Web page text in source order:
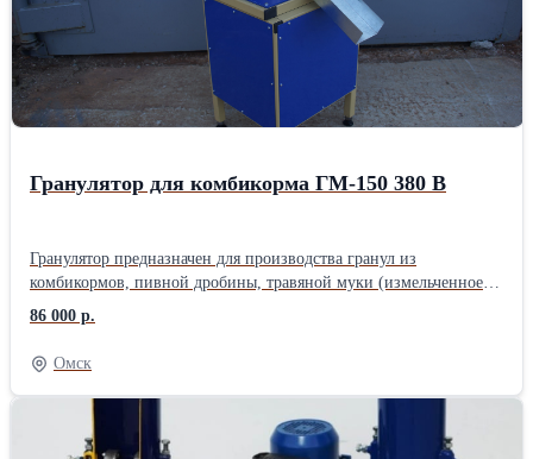
Способ упаковки: Гранулятор с завода выезжает в упаковочной
плёнке
Гранулятор для комбикорма ГМ-150 380 В
Гранулятор предназначен для производства гранул из
комбикормов, пивной дробины, травяной муки (измельченное
сено) Технические характеристики 1. Диаметр матрицы 145 мм
2. Диаметр маховика 400 мм. 3. Мощность двигателя 4 кВт, 3000
об/мин, 380 В 4. Диаметр гранул 4; 6; 8 мм (в зависимости от
матрицы) 5. Расчетная мощность переработки: d отверстия 4 мм
= 40-70 кг/час d отверстия 6 мм = 50-80 кг/час d отверстия 8 мм
= 60-100 кг/час 6. Защита от прикосновения роликов к матрице
7. Вес 120 кг. 8. Габаритный размер (длина, ширина, высота) 500
86 000 р.
Омск